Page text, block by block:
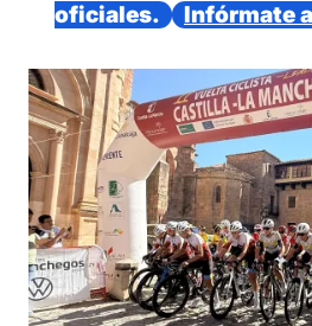
oficiales.
Infórmate